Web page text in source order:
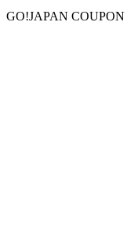
Skip
GO!JAPAN COUPON